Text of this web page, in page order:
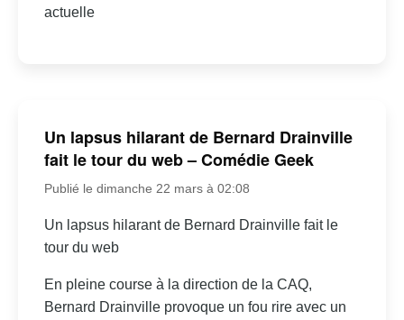
actuelle
Un lapsus hilarant de Bernard Drainville
fait le tour du web – Comédie Geek
Publié le dimanche 22 mars à 02:08
Un lapsus hilarant de Bernard Drainville fait le
tour du web
En pleine course à la direction de la CAQ,
Bernard Drainville provoque un fou rire avec un